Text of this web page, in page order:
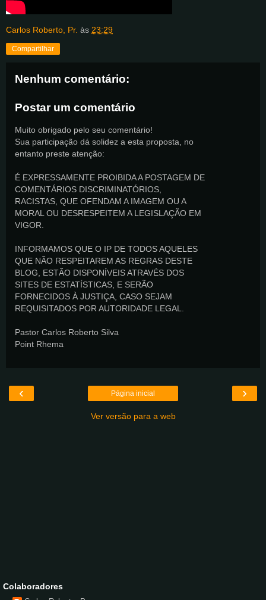
Carlos Roberto, Pr. às 23:29
Compartilhar
Nenhum comentário:
Postar um comentário
Muito obrigado pelo seu comentário!
Sua participação dá solidez a esta proposta, no
entanto preste atenção:
É EXPRESSAMENTE PROIBIDA A POSTAGEM DE
COMENTÁRIOS DISCRIMINATÓRIOS,
RACISTAS, QUE OFENDAM A IMAGEM OU A
MORAL OU DESRESPEITEM A LEGISLAÇÃO EM
VIGOR.
INFORMAMOS QUE O IP DE TODOS AQUELES
QUE NÃO RESPEITAREM AS REGRAS DESTE
BLOG, ESTÃO DISPONÍVEIS ATRAVÉS DOS
SITES DE ESTATÍSTICAS, E SERÃO
FORNECIDOS À JUSTIÇA, CASO SEJAM
REQUISITADOS POR AUTORIDADE LEGAL.
Pastor Carlos Roberto Silva
Point Rhema
‹ ›
Página inicial
Ver versão para a web
Colaboradores